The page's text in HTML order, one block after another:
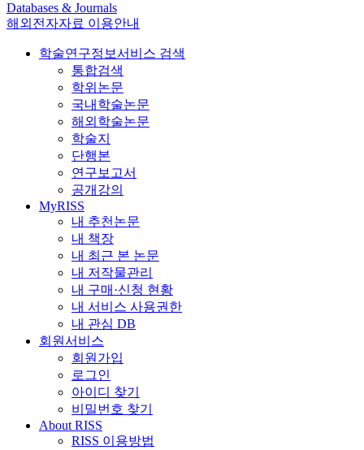
Databases & Journals
해외전자자료 이용안내
학술연구정보서비스 검색
통합검색
학위논문
국내학술논문
해외학술논문
학술지
단행본
연구보고서
공개강의
MyRISS
내 추천논문
내 책장
내 최근 본 논문
내 저작물관리
내 구매·신청 현황
내 서비스 사용권한
내 관심 DB
회원서비스
회원가입
로그인
아이디 찾기
비밀번호 찾기
About RISS
RISS 이용방법